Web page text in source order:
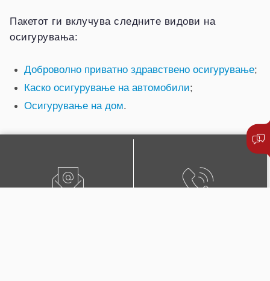
Пакетот ги вклучува следните видови на
осигурувања:
Доброволно приватно здравствено осигурување;
Каско осигурување на автомобили;
Осигурување на дом.